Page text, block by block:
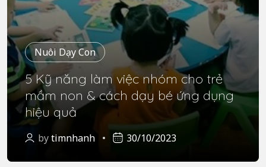
Nuôi Dạy Con
5 Kỹ năng làm việc nhóm cho trẻ
mầm non & cách dạy bé ứng dụng
hiệu quả
bytimnhanh 30/10/2023